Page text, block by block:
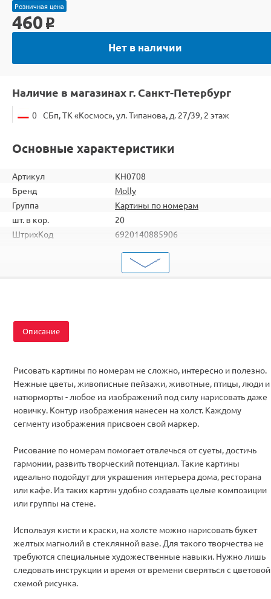
Розничная цена
460 o
Нет в наличии
Наличие в магазинах г. Санкт-Петербург
0 СБп, ТК «Космос», ул. Типанова, д. 27/39, 2 этаж
Основные характеристики
Артикул
KH0708
Бренд
Molly
Группа
Картины по номерам
шт. в кор.
20
ШтрихКод
6920140885906
Цветы
Описание
Рисовать картины по номерам не сложно, интересно и полезно.
Нежные цветы, живописные пейзажи, животные, птицы, люди и
натюрморты - любое из изображений под силу нарисовать даже
новичку. Контур изображения нанесен на холст. Каждому
сегменту изображения присвоен свой маркер.
Рисование по номерам помогает отвлечься от суеты, достичь
гармонии, развить творческий потенциал. Такие картины
идеально подойдут для украшения интерьера дома, ресторана
или кафе. Из таких картин удобно создавать целые композиции
или группы на стене.
Используя кисти и краски, на холсте можно нарисовать букет
желтых магнолий в стеклянной вазе. Для такого творчества не
требуются специальные художественные навыки. Нужно лишь
следовать инструкции и время от времени сверяться с цветовой
схемой рисунка.